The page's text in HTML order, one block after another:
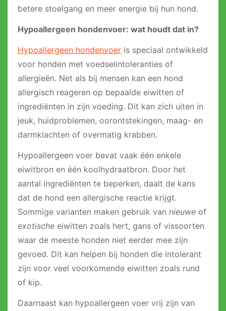
betere stoelgang en meer energie bij hun hond.
Hypoallergeen hondenvoer: wat houdt dat in?
Hypoallergeen hondenvoer is speciaal ontwikkeld
voor honden met voedselintoleranties of
allergieën. Net als bij mensen kan een hond
allergisch reageren op bepaalde eiwitten of
ingrediënten in zijn voeding. Dit kan zich uiten in
jeuk, huidproblemen, oorontstekingen, maag- en
darmklachten of overmatig krabben.
Hypoallergeen voer bevat vaak één enkele
eiwitbron en één koolhydraatbron. Door het
aantal ingrediënten te beperken, daalt de kans
dat de hond een allergische reactie krijgt.
Sommige varianten maken gebruik van nieuwe of
exotische eiwitten zoals hert, gans of vissoorten
waar de meeste honden niet eerder mee zijn
gevoed. Dit kan helpen bij honden die intolerant
zijn voor veel voorkomende eiwitten zoals rund
of kip.
Daarnaast kan hypoallergeen voer vrij zijn van